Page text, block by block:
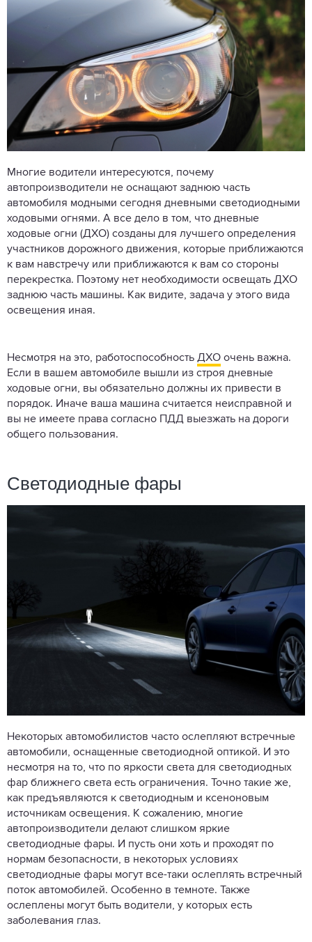
Многие водители интересуются, почему
автопроизводители не оснащают заднюю часть
автомобиля модными сегодня дневными светодиодными
ходовыми огнями. А все дело в том, что дневные
ходовые огни (ДХО) созданы для лучшего определения
участников дорожного движения, которые приближаются
к вам навстречу или приближаются к вам со стороны
перекрестка. Поэтому нет необходимости освещать ДХО
заднюю часть машины. Как видите, задача у этого вида
освещения иная.
Несмотря на это, работоспособность ДХО очень важна.
Если в вашем автомобиле вышли из строя дневные
ходовые огни, вы обязательно должны их привести в
порядок. Иначе ваша машина считается неисправной и
вы не имеете права согласно ПДД выезжать на дороги
общего пользования.
Светодиодные фары
Некоторых автомобилистов часто ослепляют встречные
автомобили, оснащенные светодиодной оптикой. И это
несмотря на то, что по яркости света для светодиодных
фар ближнего света есть ограничения. Точно такие же,
как предъявляются к светодиодным и ксеноновым
источникам освещения. К сожалению, многие
автопроизводители делают слишком яркие
светодиодные фары. И пусть они хоть и проходят по
нормам безопасности, в некоторых условиях
светодиодные фары могут все-таки ослеплять встречный
поток автомобилей. Особенно в темноте. Также
ослеплены могут быть водители, у которых есть
заболевания глаз.